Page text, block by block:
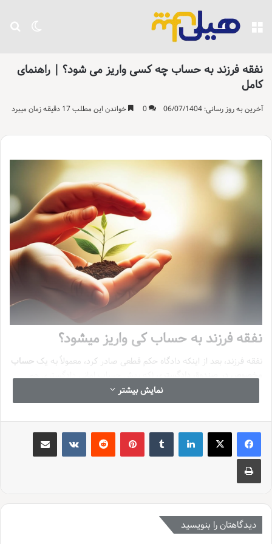
تغییر منو
نفقه فرزند به حساب چه کسی واریز می شود؟ | راهنمای
کامل
آخرین به روز رسانی: 06/07/1404 0 خواندن این مطلب 17 دقیقه زمان میبرد
نفقه فرزند به حساب کی واریز میشود؟
نفقه فرزند، بعد از اینکه دادگاه حکم قطعی صادر کرد، معمولاً به یک حساب
مخصوص در صندوق دادگستری(که بهش حساب امانی دادگستری هم
میگن) واریز میشه. این روش باعث میشه همه چیز شفاف باشه و خیال پدر
و مادر از بابت پرداخت و دریافت نفقه راحت بشه، چون دادگستری خودش
زندگی مشترک همیشه اون طور که ما دوست داریم پیش نمیره و گاهی وقتا
دلایل مختلفی باعث میشه پدر و مادر راهشون از هم جدا بشه. اما حتی با
جدایی هم، مسئولیت ها تموم نمیشن، مخصوصاً وقتی پای بچه ها وسط
شرعی و هم از نظر قانونی، باید بهش عمل بشه. خیلی از والدین، مخصوصاً
بعد از طلاق، با این سوال روبرو میشن که دقیقاً نفقه فرزند رو باید به
حساب کی واریز کنن یا چطور می تونن اون رو دریافت کنن. این دغدغه ها
نمایش بیشتر
لینکدین ‫تامبلر ‫پین‌ترست‫رددیت ‫VKontakteاشتراک گذاری از طریق ایمیل
چاپ
دیدگاهتان را بنویسید